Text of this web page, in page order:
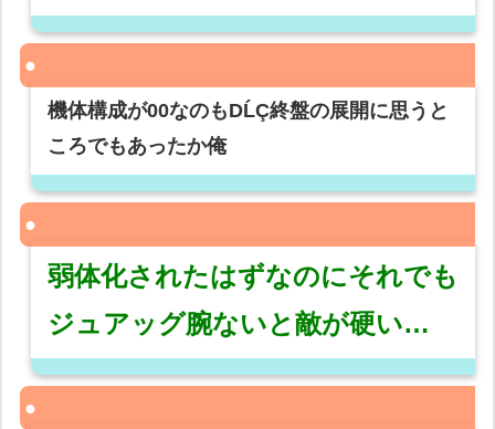
機体構成が00なのもDĹÇ終盤の展開に思うと
ころでもあったか俺
弱体化されたはずなのにそれでも
ジュアッグ腕ないと敵が硬い…